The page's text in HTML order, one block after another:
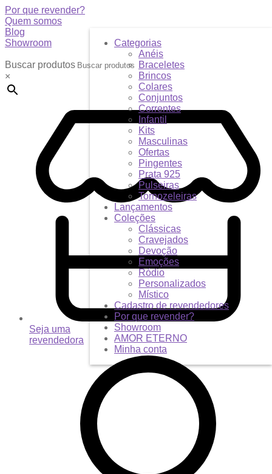
Por que revender?
Quem somos
Blog
Showroom
Buscar produtos
×
Seja uma
revendedora
Categorias
Anéis
Braceletes
Brincos
Colares
Conjuntos
Correntes
Infantil
Kits
Masculinas
Ofertas
Pingentes
Prata 925
Pulseiras
Tornozeleiras
Lançamentos
Coleções
Clássicas
Cravejados
Devoção
Emoções
Ródio
Personalizados
Místico
Cadastro de revendedores
Por que revender?
Showroom
AMOR ETERNO
Minha conta